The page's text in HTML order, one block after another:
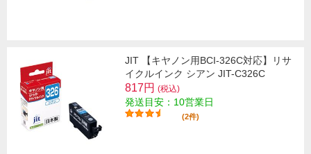
JIT 【キヤノン用BCI-326C対応】リサ
イクルインク シアン JIT-C326C
817円 (税込)
発送目安：10営業日
(2件)